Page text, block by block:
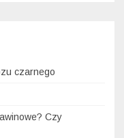
czarnego
Czy